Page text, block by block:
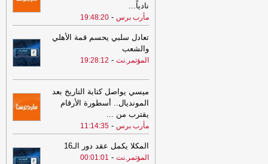
نادياً...
مأرب برس -
19:48:20
تعادل سلبي يحسم قمة الأهلي
والشعب
المؤتمر.نت -
19:28:12
ميسي يواصل كتابة التاريخ بعد
المونديال.. أسطورة الأرقام
يقترب من ...
مأرب برس -
11:14:35
المكلا يكمل عقد دور الـ16
المؤتمر.نت -
00:01:01